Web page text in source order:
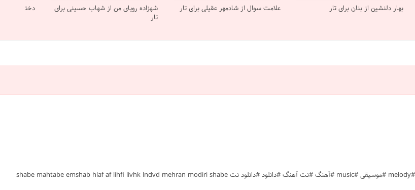
بهار دلنشین از بنان برای تار علامت سوال از شادمهر عقیلی برای تار
شهزاده رویای من از شهاب حسینی برای
تار
دختر بویر
#امشب شب مهتابه #مهران مدیری #تار #پاپ ایرانی #ساده #نت #sheet #ملودی #melody #موسیقی #music #آهنگ #نت آهنگ #دانلود #دانلود نت shabe mahtabe emshab hlaf af lihfi livhk lndvd mehran modiri shabe